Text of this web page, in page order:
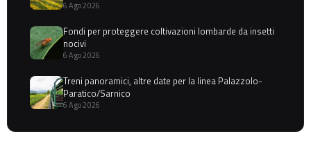
6 Ago 2026
Fondi per proteggere coltivazioni lombarde da insetti
nocivi
6 Ago 2026
Treni panoramici, altre date per la linea Palazzolo-
Paratico/Sarnico
6 Ago 2026